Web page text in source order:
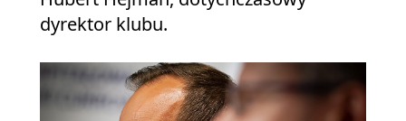
dyrektor klubu.